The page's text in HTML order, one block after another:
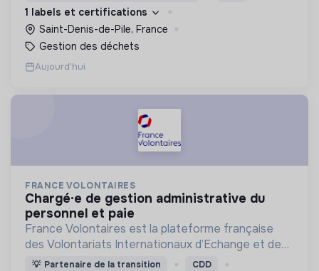
1 labels et certifications
Saint-Denis-de-Pile, France
Gestion des déchets
Aujourd'hui
FRANCE VOLONTAIRES
chargé·e de gestion administrative du
personnel et paie
France Volontaires est la plateforme française
des Volontariats Internationaux d’Echange et de
Solidarité.
💡 Partenaire de la transition CDD